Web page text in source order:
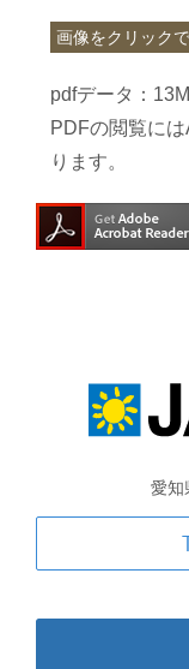
画像をクリック
pdfデータ：
PDFの閲覧に
ります。
愛知